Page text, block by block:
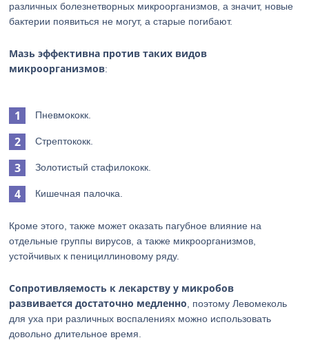
различных болезнетворных микроорганизмов, а значит, новые
бактерии появиться не могут, а старые погибают.
Мазь эффективна против таких видов
микроорганизмов:
Пневмококк.
Стрептококк.
Золотистый стафилококк.
Кишечная палочка.
Кроме этого, также может оказать пагубное влияние на
отдельные группы вирусов, а также микроорганизмов,
устойчивых к пенициллиновому ряду.
Сопротивляемость к лекарству у микробов
развивается достаточно медленно , поэтому Левомеколь
для уха при различных воспалениях можно использовать
довольно длительное время.